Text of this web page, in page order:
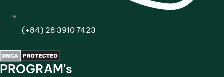
(+84) 28 3910 7423
PROGRAM's